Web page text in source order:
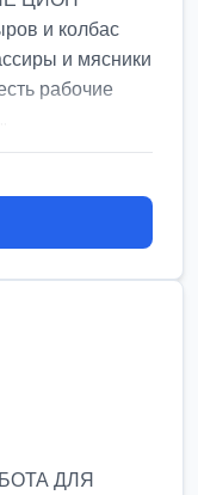
и колбас
и мясники
рабочие
ДЛЯ